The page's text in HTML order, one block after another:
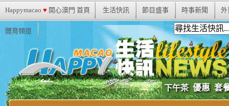
Happymacao ♥ 開心澳門 首頁 生活快訊 節目盛事 時事新聞 外
體育頻道
下午茶 優惠 套